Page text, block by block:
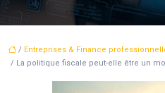
/ Entreprises & Finance
/ La politique fiscale peut-elle être un